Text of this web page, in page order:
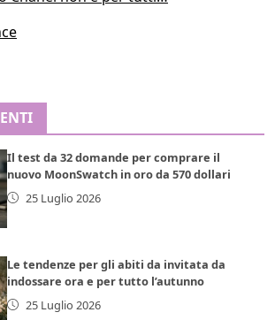
Il test da 32 domande per comprare il
nuovo MoonSwatch in oro da 570 dollari
25 Luglio 2026
Le tendenze per gli abiti da invitata da
indossare ora e per tutto l’autunno
25 Luglio 2026